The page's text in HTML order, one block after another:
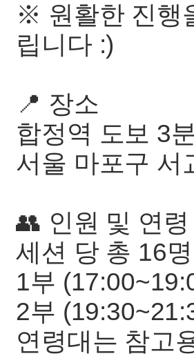
※ 원활한 진행
립니다 :)
📍 장소
합정역 도보 3
서울 마포구 서
👥 인원 및 연령
세션 당 총 16
1부
2부
연령대는 참고